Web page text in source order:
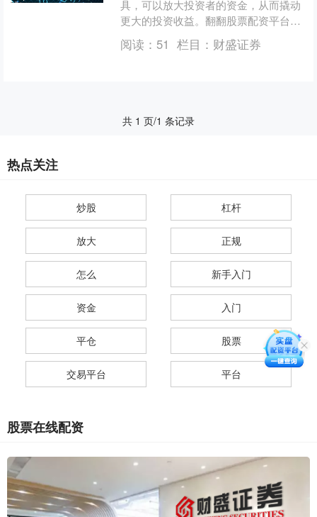
具，可以放大投资者的资金，从而撬动
更大的投资收益。翻翻股票配资平台，
正是为投资者提供这一便捷服务的专业
机构。 * **资金托管....
阅读： 51 栏目： 财盛证券
共 1 页/1 条记录
热点关注
炒股 杠杆
放大 正规
怎么 新手入门
资金 入门
平仓 股票
交易平台 平台
股票在线配资